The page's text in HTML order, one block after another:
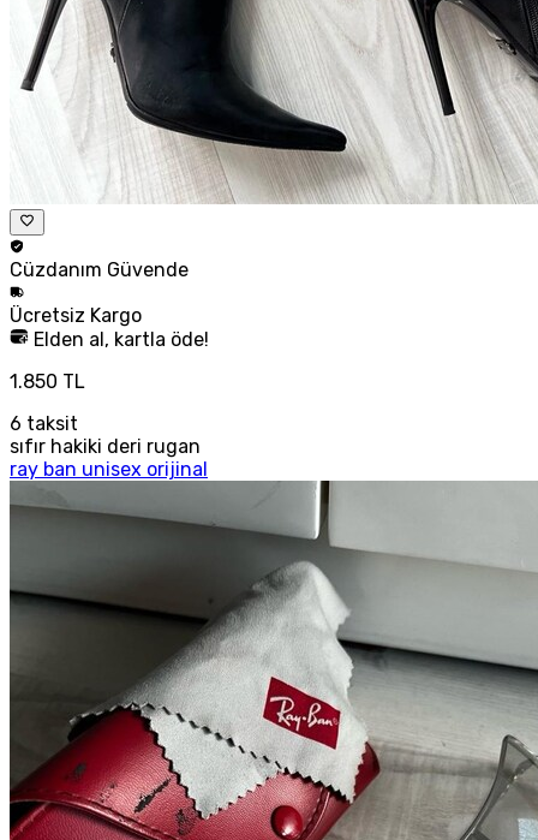
Cüzdanım Güvende
Ücretsiz Kargo
Elden al, kartla öde!
1.850 TL
6 taksit
sıfır hakiki deri rugan
ray ban unisex orijinal